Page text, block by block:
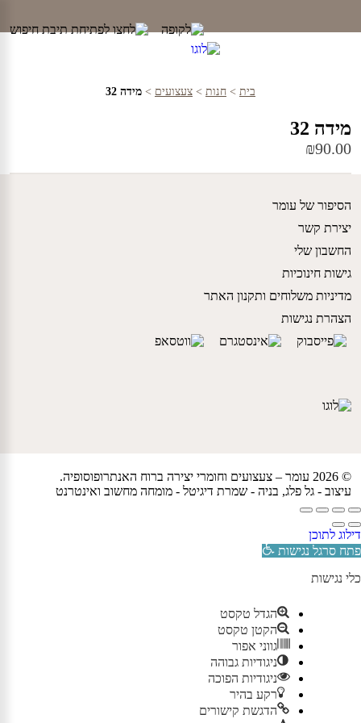
content
בית > חנות > צעצועים > מידה 32
מידה 32
₪90.00
הסיפור של עומר
יצירת קשר
החשבון שלי
גישות חינוכיות
מדיניות משלוחים ותקנון האתר
הצהרת נגישות
© 2026 עומר – צעצועים וחומרי יצירה ברוח האנתרופוסופיה.
עיצוב - גל פלג, בניה - שמרת דיגיטל - מומחה מחשוב ואינטרנט
דילוג לתוכן
פתח סרגל נגישות
כלי נגישות
הגדל טקסט
הקטן טקסט
גווני אפור
ניגודיות גבוהה
ניגודיות הפוכה
רקע בהיר
הדגשת קישורים